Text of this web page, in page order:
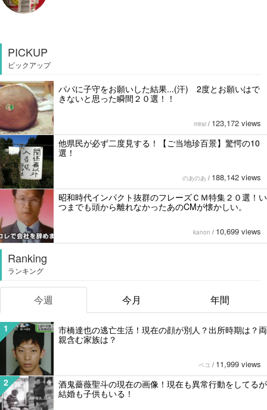
PICKUP
ピックアップ
パパに子守をお願いした結果...(汗) 2度とお願いはで
きないと思った瞬間２０選！！
mirai / 123,172 views
他県民が必ず二度見する！【ご当地珍百景】驚愕の10
選！
のあのあ / 188,142 views
昭和時代インパクト抜群のフレーズＣＭ特集２０選！い
つまでも頭から離れなかったあのCMが懐かしい。
kanon / 10,699 views
Ranking
ランキング
今週 今月 年間
1
市橋達也の逃亡生活！現在の顔が別人？出所時期は？両
親含む家族は？
ペコ / 11,999 views
2
酒鬼薔薇聖斗の現在の画像！現在も異常行動をしてるが
結婚も子供もいる！